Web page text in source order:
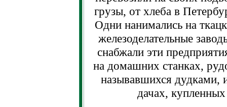
грузы, от хлеба в
Одни нанимались на
железоделательные
снабжали эти
на домашних станках,
называвшихся дудками,
дачах,